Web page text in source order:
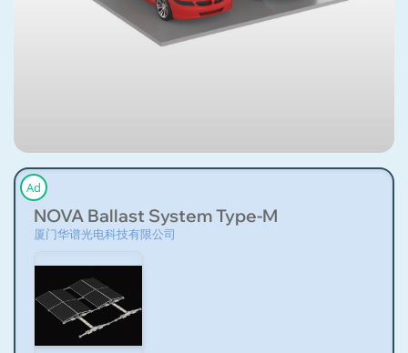
Ad
NOVA Ballast System Type-M
厦门华谱光电科技有限公司